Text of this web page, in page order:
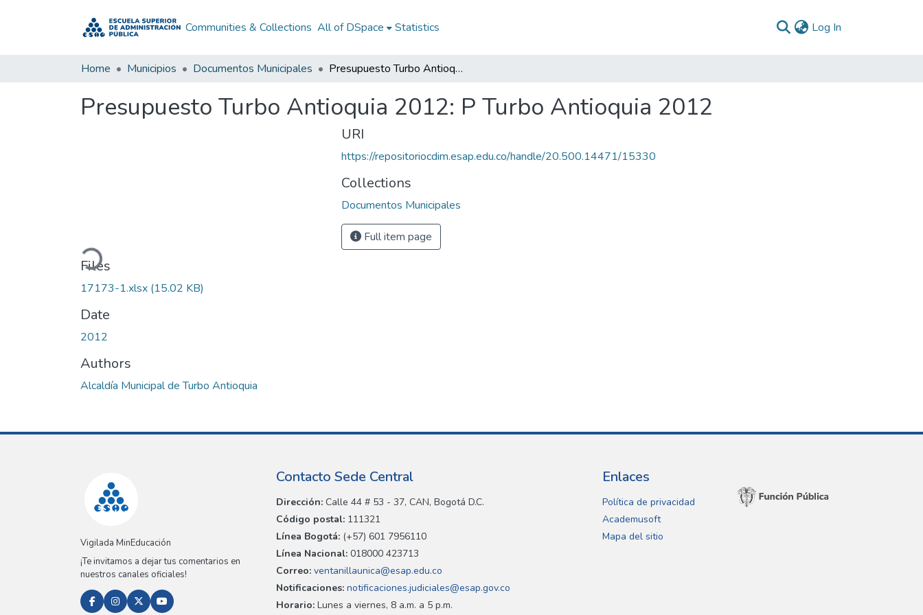
Communities & Collections All of DSpace Statistics Log In
Home Municipios Documentos Municipales Presupuesto Turbo Antioquia 2012: P Turbo Antioquia 2012
Presupuesto Turbo Antioquia 2012: P Turbo Antioquia 2012
Loading...
Files
17173-1.xlsx (15.02 KB)
Date
2012
Authors
Alcaldía Municipal de Turbo Antioquia
URI
https://repositoriocdim.esap.edu.co/handle/20.500.14471/15330
Collections
Documentos Municipales
Full item page
Vigilada MinEducación
¡Te invitamos a dejar tus comentarios en
nuestros canales oficiales!
Contacto Sede Central
Dirección: Calle 44 # 53 - 37, CAN, Bogotá D.C.
Código postal: 111321
Línea Bogotá: (+57) 601 7956110
Línea Nacional: 018000 423713
Correo: ventanillaunica@esap.edu.co
Notificaciones: notificaciones.judiciales@esap.gov.co
Horario: Lunes a viernes, 8 a.m. a 5 p.m.
Enlaces
Política de privacidad
Academusoft
Mapa del sitio